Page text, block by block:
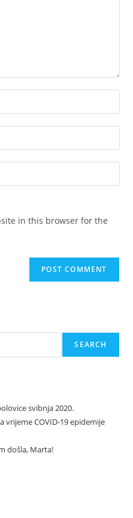
in this browser for the
SEARCH
svibnja 2020.
vrijeme COVID-19 epidemije
došla, Marta!